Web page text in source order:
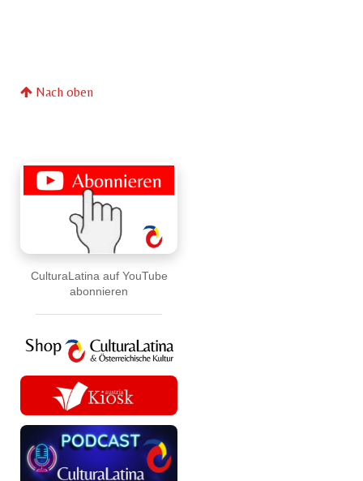
CulturaLatina auf YouTube
abonnieren
Nach oben